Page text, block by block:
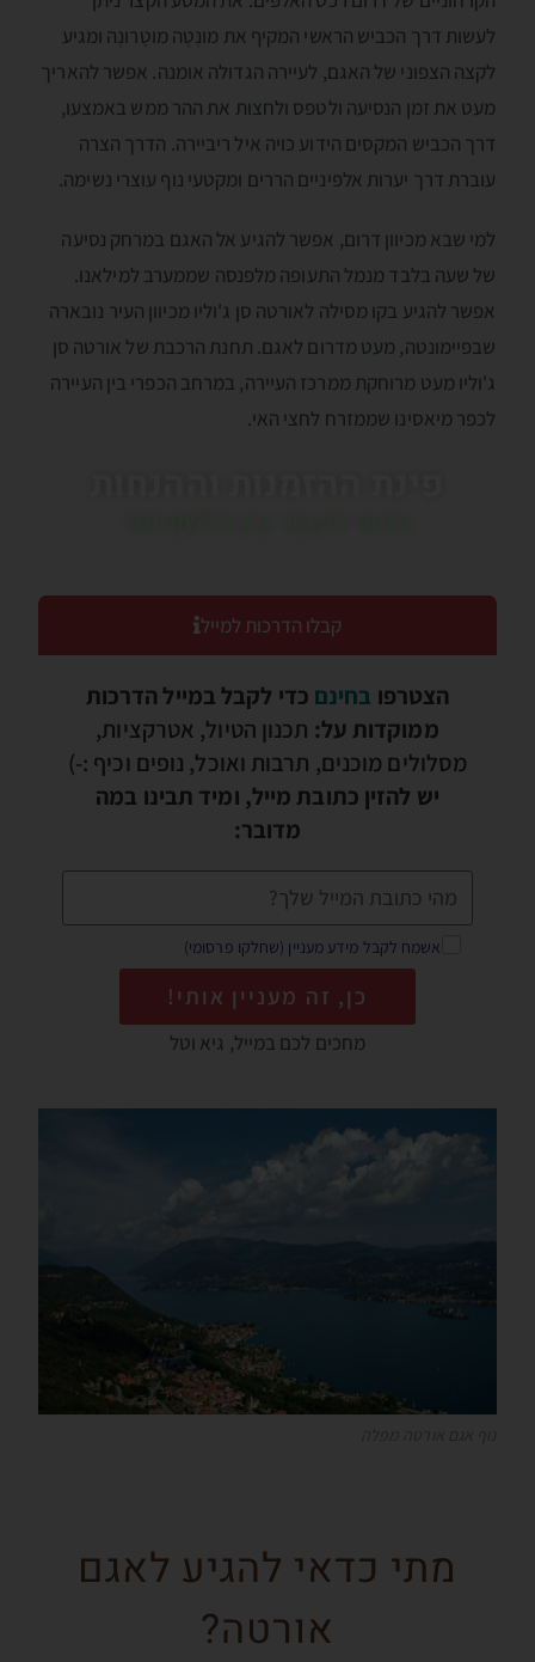
לעשות דרך הכביש הראשי המקיף את מונְטֶה מוטָרונֶה ומגיע
לקצה הצפוני של האגם, לעיירה הגדולה אומנה. אפשר להאריך
מעט את זמן הנסיעה ולטפס ולחצות את ההר ממש באמצעו,
דרך הכביש המקסים הידוע כויה איל ריביירה. הדרך הצרה
עוברת דרך יערות אלפּיניים הררים ומקטעי נוף עוצרי נשימה.
למי שבא מכיוון דרום, אפשר להגיע אל האגם במרחק נסיעה
של שעה בלבד מנמל התעופה מלפנסה שממערב למילאנו.
אפשר להגיע בקו מסילה לאורטה סן ג'וליו מכיוון העיר נובארה
שבפיימונטה, מעט מדרום לאגם. תחנת הרכבת של אורטה סן
ג'וליו מעט מרוחקת ממרכז העיירה, במרחב הכפרי בין העיירה
לכפר מיאסינו שממזרח לחצי האי.
קבלו הדרכות למייל
הצטרפו בחינם כדי לקבל במייל הדרכות
ממוקדות על: תכנון הטיול, אטרקציות,
מסלולים מוכנים, תרבות ואוכל, נופים וכיף :-)
יש להזין כתובת מייל, ומיד תבינו במה
מדובר:
אשמח לקבל מידע מעניין (שחלקו פרסומי)
כן, זה מעניין אותי!
מחכים לכם במייל, גיא וטל
מתי כדאי להגיע לאגם
אורטה?